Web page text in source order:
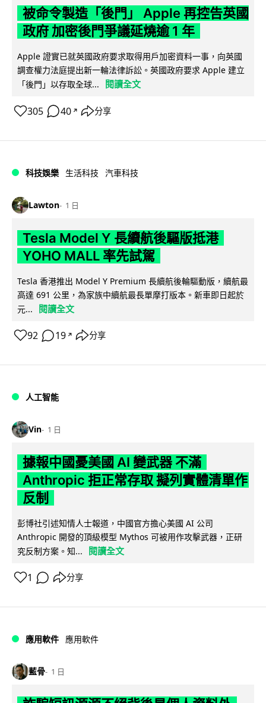
被命令製造「後門」 Apple 再控告英國
政府 加密後門爭議延燒逾 1 年
Apple 證實已就英國政府要求取得用戶加密資料一事，向英國
調查權力法庭提出新一輪法律訴訟。英國政府要求 Apple 建立
「後門」以存取全球...
閱讀全文
305 40 ↗ 分享
科技娛樂 生活科技 汽車科技
Lawton 1 日
Tesla Model Y 長續航後驅版抵港
YOHO MALL 率先試駕
Tesla 香港推出 Model Y Premium 長續航後輪驅動版，續航最
高達 691 公里，為家族中續航最長單摩打版本。新車即日起於
元...
閱讀全文
92 19 ↗ 分享
人工智能
Vin 1 日
據報中國憂美國 AI 變武器 不滿
Anthropic 拒正常存取 擬列實體清單作
反制
彭博社引述知情人士報道，中國官方擔心美國 AI 公司
Anthropic 開發的頂級模型 Mythos 可被用作攻擊武器，正研
究反制方案。知...
閱讀全文
1 分享
應用軟件 應用軟件
藍骨 1 日